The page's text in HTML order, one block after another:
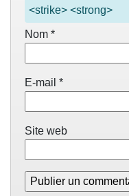
<strike> <strong>
Nom *
E-mail *
Site web